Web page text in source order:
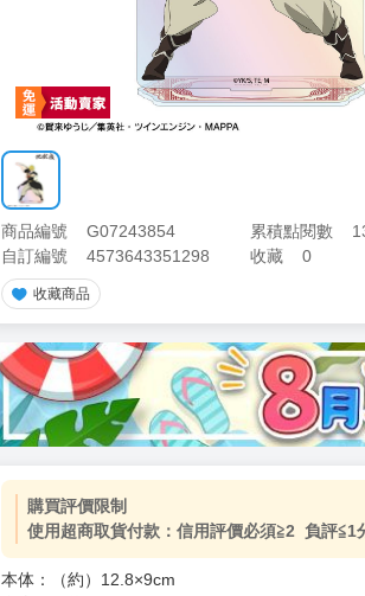
商品編號 G07243854 累積點閱數
自訂編號
4573643351298 收藏 0
收藏商品
加價購 ( 共
(加購品) 買動漫★《$15元-加